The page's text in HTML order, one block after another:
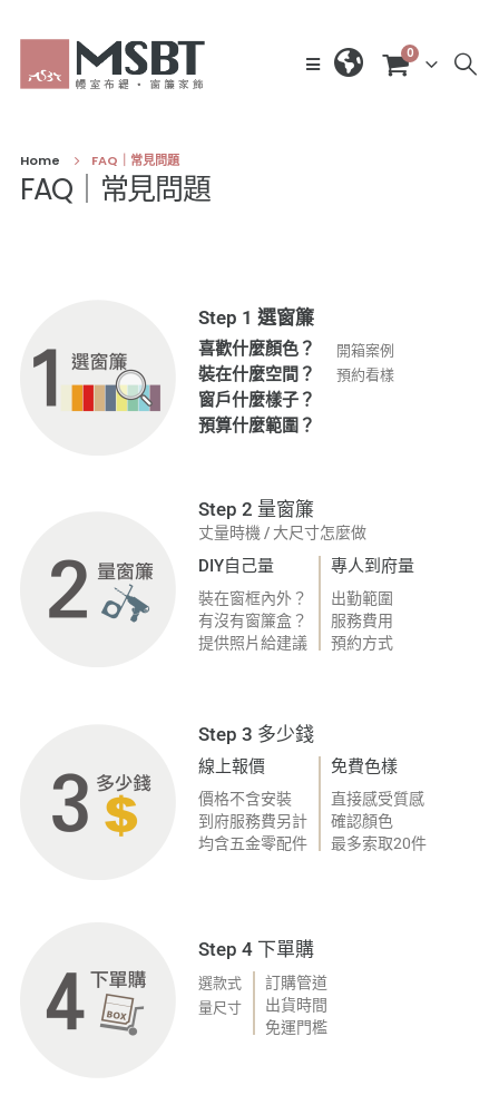
0
Home FAQ｜常見問題
FAQ｜常見問題
Step 1 選窗簾
喜歡什麼顏色？
裝在什麼空間？
窗戶什麼樣子？
預算什麼範圍？
開箱案例
預約看樣
Step 2 量窗簾
丈量時機 / 大尺寸怎麼做
DIY自己量
裝在窗框內外？
有沒有窗簾盒？
提供照片給建議
專人到府量
出勤範圍
服務費用
預約方式
Step 3 多少錢
線上報價
價格不含安裝
到府服務費另計
均含五金零配件
免費色樣
直接感受質感
確認顏色
最多索取20件
Step 4 下單購
選款式
量尺寸
訂購管道
出貨時間
免運門檻